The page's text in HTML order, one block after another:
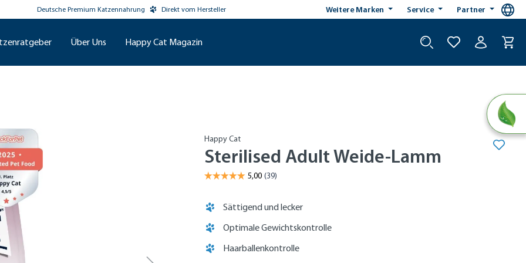
Deutsche Premium Katzennahrung Direkt vom Hersteller Weitere Marken Service Partner
Über Uns Happy Cat Magazin
Happy Cat
Sterilised Adult Weide-Lamm
Sättigend und lecker
Optimale Gewichtskontrolle
Haarballenkontrolle